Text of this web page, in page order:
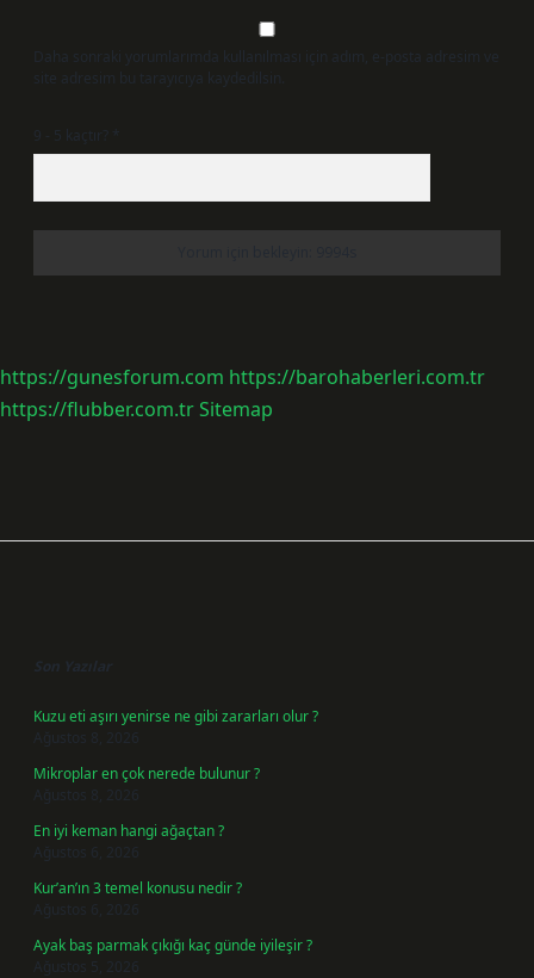
Daha sonraki yorumlarımda kullanılması için adım, e-posta adresim ve
site adresim bu tarayıcıya kaydedilsin.
9 - 5 kaçtır? *
https://gunesforum.com https://barohaberleri.com.tr
https://flubber.com.trSitemap
Son Yazılar
Kuzu eti aşırı yenirse ne gibi zararları olur ?
Ağustos 8, 2026
Mikroplar en çok nerede bulunur ?
Ağustos 8, 2026
En iyi keman hangi ağaçtan ?
Ağustos 6, 2026
Kur’an’ın 3 temel konusu nedir ?
Ağustos 6, 2026
Ayak baş parmak çıkığı kaç günde iyileşir ?
Ağustos 5, 2026